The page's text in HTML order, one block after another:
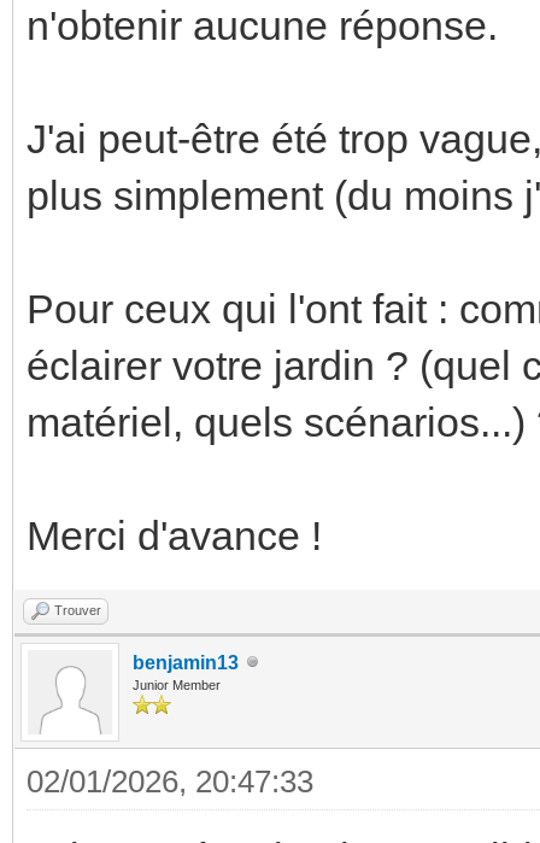
n'obtenir aucune réponse.
J'ai peut-être été trop
plus simplement (du moins
Pour ceux qui l'ont fait :
éclairer votre jardin ? (quel
matériel, quels scénarios...)
Merci d'avance !
Trouver
benjamin13
Junior Member
02/01/2026, 20:47:33